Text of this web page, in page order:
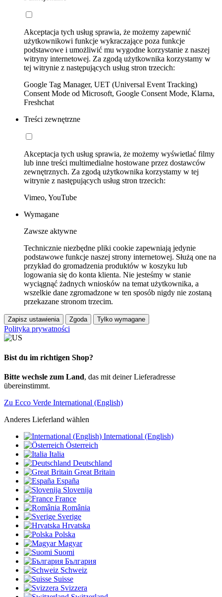
Akceptacja tych usług sprawia, że możemy zapewnić
użytkownikowi funkcje wykraczające poza funkcje
podstawowe i umożliwić mu wygodne korzystanie z naszej
witryny internetowej. Za zgodą użytkownika korzystamy w
tej witrynie z następujących usług stron trzecich:
Google Tag Manager, UET (Universal Event Tracking)
Consent Mode od Microsoft, Google Consent Mode, Klarna,
Freshchat
Treści zewnętrzne
Akceptacja tych usług sprawia, że możemy wyświetlać filmy
lub inne treści multimedialne hostowane przez dostawców
zewnętrznych. Za zgodą użytkownika korzystamy w tej
witrynie z następujących usług stron trzecich:
Vimeo, YouTube
Wymagane
Zawsze aktywne
Technicznie niezbędne pliki cookie zapewniają jedynie
podstawowe funkcje naszej strony internetowej. Służą one na
przykład do gromadzenia produktów w koszyku lub
logowania się do konta klienta. Nie jesteśmy w stanie
wyciągnąć żadnych wniosków na temat użytkownika, a
wszelkie dane zgromadzone w ten sposób nigdy nie zostaną
przekazane stronom trzecim.
Zapisz ustawienia Zgoda Tylko wymagane
Polityka prywatności
Bist du im richtigen Shop?
Bitte wechsle zum Land, das mit deiner Lieferadresse
übereinstimmt.
Zu Ecco Verde International (English)
Anderes Lieferland wählen
International (English)
Österreich
Italia
Deutschland
Great Britain
España
Slovenija
France
România
Sverige
Hrvatska
Polska
Magyar
Suomi
България
Schweiz
Suisse
Svizzera